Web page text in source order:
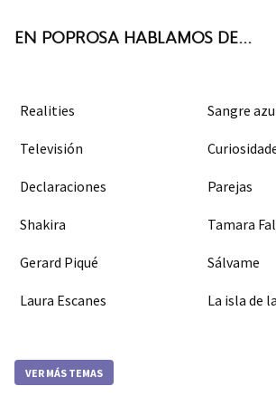
EN POPROSA HABLAMOS DE...
Realities Sangre
Televisión
Declaraciones Parejas
Shakira Tamara
Gerard Piqué Sálvame
Laura Escanes La isla de
VER MÁS TEMAS